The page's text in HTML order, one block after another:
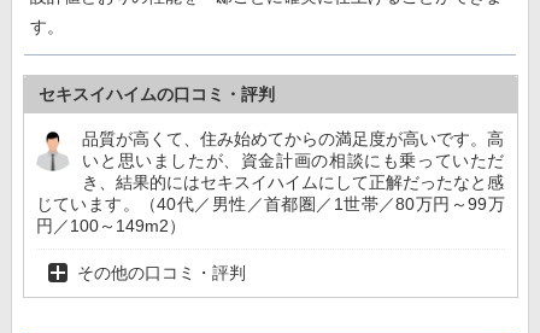
す。
セキスイハイムの口コミ・評判
品質が高くて、住み始めてからの満足度が高いです。高
いと思いましたが、資金計画の相談にも乗っていただ
き、結果的にはセキスイハイムにして正解だったなと感
じています。（40代／男性／首都圏／1世帯／80万円～99万
円／100～149m2）
その他の口コミ・評判